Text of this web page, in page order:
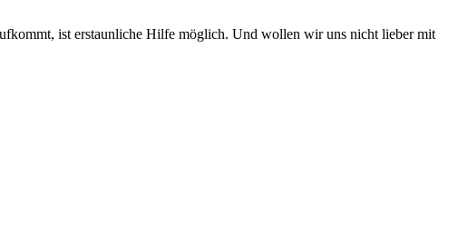
ist erstaunliche Hilfe möglich. Und wollen wir uns nicht lieber mit